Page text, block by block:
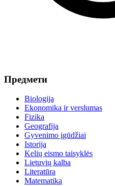
Предмети
Biologija
Ekonomika ir verslumas
Fizika
Geografija
Gyvenimo įgūdžiai
Istorija
Kelių eismo taisyklės
Lietuvių kalba
Literatūra
Matematika